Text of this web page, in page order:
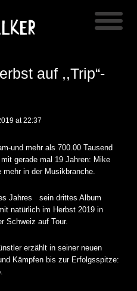
auf ,,Trip“-
at 22:37
und mehr als 700.00 Tausend
gerade mal 19 Jahren: Mike
in der Musikbranche.
Jahres
sein drittes Album
natürlich im Herbst 2019 in
Schweiz auf Tour.
erzählt in seiner neuen
Kämpfen bis zur Erfolgsspitze: